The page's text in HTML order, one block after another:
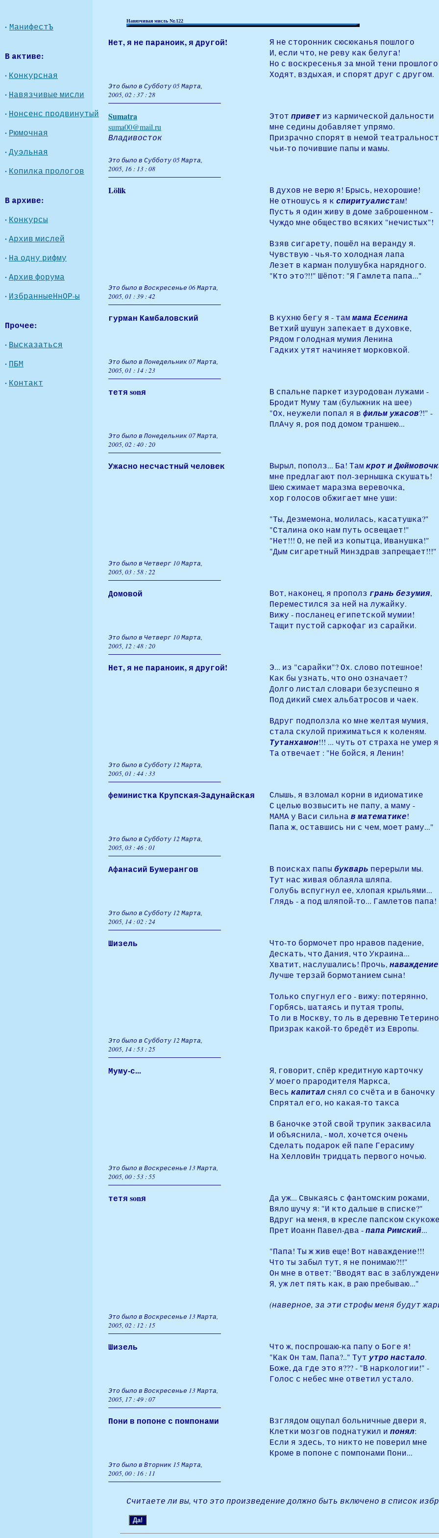
· МанифестЪ
В активе:
· Конкурсная
· Навязчивые мисли
· Нонсенс продвинутый
· Рюмочная
·Дуэльная
· Копилка прологов
В архиве:
· Конкурсы
·Архив мислей
· На одну рифму
·Архив форума
· ИзбранныеНнОР-ы
Прочее:
· Высказаться
· ПБМ
· Контакт
Навязчивая мисль Nr.122
Нет, я не параноик, я другой!
Я не сторонник сюсюканья пошлого
И, если что, не реву как белуга!
Но с воскресенья за мной тени прошлого
Ходят, вздыхая, и спорят друг с другом.
Это было в Субботу 05 Марта,
2005, 02 : 37 : 28
Sumatra
suma00@mail.ru
Владивосток
Этот привет из кармической дальности
мне седины добавляет упрямо.
Призрачно спорят в немой
чьи-то почившие папы и мамы.
Это было в Субботу 05 Марта,
2005, 16 : 13 : 08
Lölik
В духов не верю я! Брысь, нехорошие!
Не отношусь я к спиритуалистам!
Пусть я один живу в доме заброшенном -
Чуждо мне общество всяких "нечистых"!
Взяв сигарету, пошёл на веранду я.
Чувствую - чья-то холодная лапа
Лезет в карман полушубка нарядного.
"Кто это?!!" Шёпот: "Я Гамлета папа..."
Это было в Воскресенье 06 Марта,
2005, 01 : 39 : 42
гурман Камбаловский В кухню бегу я - там мама Есенина
Ветхий шушун запекает в духовке,
Рядом голодная мумия Ленина
Гадких утят начиняет морковкой.
Это было в Понедельник 07 Марта,
2005, 01 : 14 : 23
тетя sonя
В спальне паркет изуродован лужами -
Бродит Муму там (булыжник на шее)
"Ох, неужели попал я в фильм ужасов?!" -
ПлАчу я, роя под домом траншею...
Это было в Понедельник 07 Марта,
2005, 02 : 40 : 20
Ужасно несчастный человек Вырыл, пополз... Ба! Там крот и
мне предлагают пол-зернышка скушать!
Шею сжимает маразма веревочка,
хор голосов обжигает мне уши:
"Ты, Дезмемона, молилась, касатушка?"
"Сталина око нам путь освещает!"
"Нет!!! О, не пей из копытца, Иванушка!"
"Дым сигаретный Минздрав запрещает!!!"
Это было в Четверг 10 Марта,
2005, 03 : 58 : 22
Домовой Вот, наконец, я прополз грань безумия,
Переместился за ней на лужайку.
Вижу - посланец египетской мумии!
Тащит пустой саркофаг из сарайки.
Это было в Четверг 10 Марта,
2005, 12 : 48 : 20
Нет, я не параноик, я другой!
Э... из "сарайки"? Ох. слово потешное!
Как бы узнать, что оно означает?
Долго листал словари безуспешно я
Под дикий смех альбатросов и чаек.
Вдруг подползла ко мне желтая мумия,
стала скулой прижиматься к коленям.
Тутанхамон!!! ... чуть от страха не умер
Та отвечает : "Не бойся, я Ленин!
Это было в Субботу 12 Марта,
2005, 01 : 44 : 33
феминистка Крупская-Задунайская
Слышь, я взломал корни в идиоматике
С целью возвысить не папу, а маму -
МАМА у Васи сильна в математике!
Папа ж, оставшись ни с чем, моет раму..."
Это было в Субботу 12 Марта,
2005, 03 : 46 : 01
Афанасий Бумерангов В поисках папы букварь перерыли мы.
Тут нас живая облаяла шляпа.
Голубь вспугнул ее, хлопая крыльями...
Глядь - а под шляпой-то... Гамлетов папа!
Это было в Субботу 12 Марта,
2005, 14 : 02 : 24
Шизель
Что-то бормочет про нравов падение,
Дескать, что Дания, что Украина...
Хватит, наслушались! Прочь, наваждение
Лучше терзай бормотанием сына!
Только спугнул его - вижу: потерянно,
Горбясь, шатаясь и путая тропы,
То ли в Москву, то ль в деревню Тетерино
Призрак какой-то бредёт из Европы.
Это было в Субботу 12 Марта,
2005, 14 : 53 : 25
Муму-с...
Я, говорит, спёр кредитную карточку
У моего прародителя Маркса,
Весь капитал снял со счёта и в баночку
Спрятал его, но какая-то такса
В баночке этой свой трупик заквасила
И объяснила, - мол, хочется очень
Сделать подарок ей папе Герасиму
На ХелловИн тридцать первого ночью.
Это было в Воскресенье 13 Марта,
2005, 00 : 53 : 55
тетя sonя
Да уж... Свыкаясь с фантомским рожами,
Вяло шучу я: "И кто дальше в списке?"
Вдруг на меня, в кресле папском
Прет Иоанн Павел-два -папа Римский...
"Папа! Ты ж жив еще! Вот наваждение!!!
Что ты забыл тут, я не понимаю?!!"
Он мне в ответ: "Вводят вас в
Я, уж лет пять как, в раю пребываю..."
(наверное, за эти строфы меня будут
Это было в Воскресенье 13 Марта,
2005, 02 : 12 : 15
Шизель
Что ж, поспрошаю-ка папу о Боге я!
"Как Он там, Папа?.." Тут утро настало.
Боже, да где это я??? - "В наркологии!" -
Голос с небес мне ответил устало.
Это было в Воскресенье 13 Марта,
2005, 17 : 49 : 07
Пони в попоне с помпонами
Взглядом ощупал больничные двери я,
Клетки мозгов поднатужил и понял:
Если я здесь, то никто не поверил мне
Кроме в попоне с помпонами Пони...
Это было в Вторник 15 Марта,
2005, 00 : 16 : 11
Считаете ли вы, что это произведение должно быть включено в список